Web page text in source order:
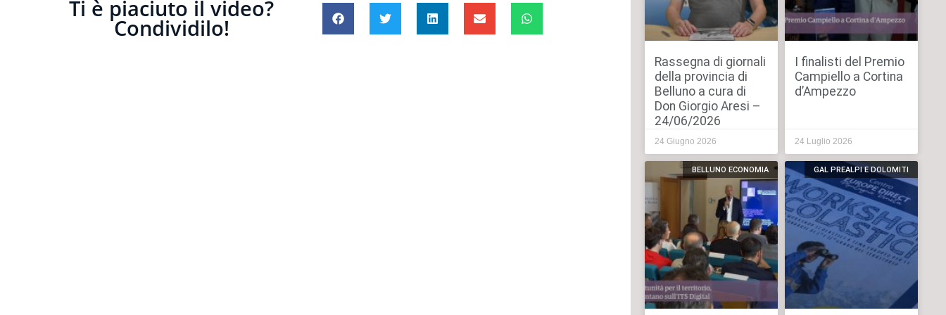
Ti è piaciuto il video?
Condividilo!
Rassegna di giornali
della provincia di
Belluno a cura di
Don Giorgio Aresi –
24/06/2026
24 Giugno 2026
I finalisti del Premio
Campiello a Cortina
d’Ampezzo
24 Luglio 2026
BELLUNO ECONOMIA GAL PREALPI E DOLOMITI